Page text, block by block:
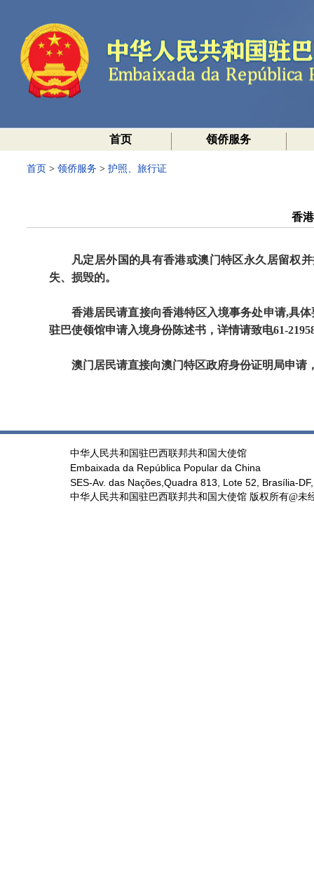
首页 领侨服务
首页 > 领侨服务 > 护照、旅行证
香
凡定居外国的具有香港或澳门特区永久居留权
失、损毁的。
香港居民请直接向香港特区入境事务处申请,具体
驻巴使领馆申请入境身份陈述书，详情请致电61-
澳门居民请直接向澳门特区政府身份证明局申请
中华人民共和国驻巴西联邦共和国大使馆
Embaixada da República Popular da China
SES-Av. das Nações,Quadra 813, Lote 52, Brasília-
中华人民共和国驻巴西联邦共和国大使馆 版权所有@未